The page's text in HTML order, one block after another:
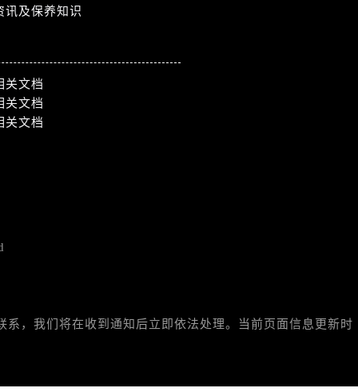
讯及保养知识
关文档
关文档
关文档
，我们将在收到通知后立即依法处理。当前页面信息更新时